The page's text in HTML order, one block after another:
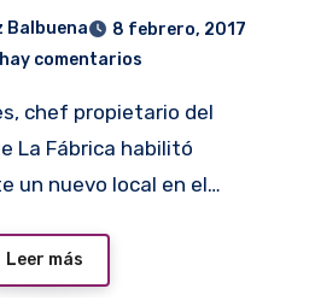
Balbuena
8 febrero, 2017
hay comentarios
La Fábrica habilitó
un nuevo local en el…
Leer más